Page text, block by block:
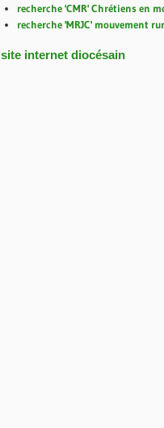
recherche 'CMR' Chrétiens en
recherche 'MRJC' mouvement
site internet diocésain